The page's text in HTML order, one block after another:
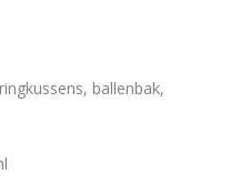
ballenbak,